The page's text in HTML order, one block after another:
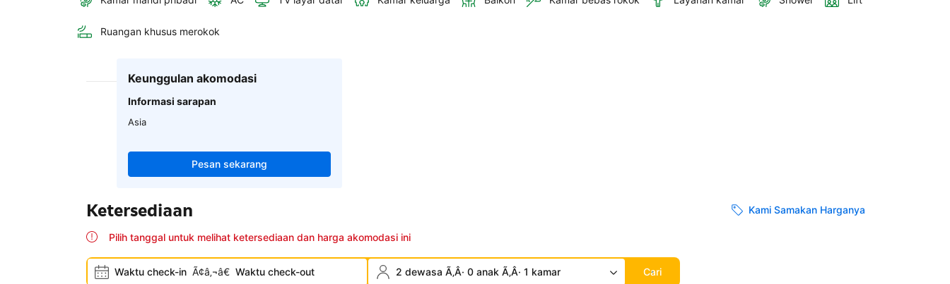
Ruangan khusus merokok
Keunggulan akomodasi
Informasi sarapan
Asia
Pesan sekarang
Ketersediaan Kami Samakan Harganya
Pilih tanggal untuk melihat ketersediaan dan harga akomodasi ini
Waktu check-in Ã¢â‚¬â€ Waktu check-out 2 dewasa Ã‚Â· 0 anak Ã‚Â· 1 kamar Cari